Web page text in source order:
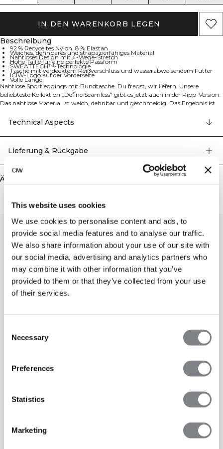
This website uses cookies
We use cookies to personalise content and ads, to
provide social media features and to analyse our traffic.
We also share information about your use of our site with
our social media, advertising and analytics partners who
may combine it with other information that you’ve
provided to them or that they’ve collected from your use
of their services.
Selection
Necessary
Preferences
Statistics
Marketing
IN DEN WARENKORB LEGEN
Beschreibung
92 % Recyceltes Nylon, 8 % Elastan
Weiches, dehnbares und strapazierfähiges Material
Nahtloses Design mit 4-Wege-Stretch
Hohe Taille für eine perfekte Passform
SWEATTECH™-Technologie
Tasche mit verdecktem Reißverschluss und wasserabweisendem Futter
ICIW-Logo auf der Vorderseite
Volle Länge
Nahtlose Sportleggings mit Bundtasche. Du fragst, wir liefern. Unsere
beliebteste Kollektion „Define Seamless" gibt es jetzt auch in der Ripp-Version.
Das nahtlose Material ist weich, dehnbar und geschmeidig. Das Ergebnis ist
und Tank-Tops in verschiedenen trendigen Farben machen die Define-
Seamless-Linie zur Trainingsbekleidung für viele verschiedene Workouts. Das
4-Wege-Stretch-Material in neuester Seamless-Technologie sorgt für mehr
Leggings haben ein ICIW-Logo auf der Vorderseite und nutzen
SWEATTECH™ Technologie. Die hohe Taille bietet eine perfekte Passform mit
vollem Längendesign. Am Bund befindet sich hinten eine Tasche mit
verdecktem Reißverschluss und wasserabweisendem Futter. 92% Recyceltes
Technical Aspects
Lieferung & Rückgabe
Ähnliche Produkte